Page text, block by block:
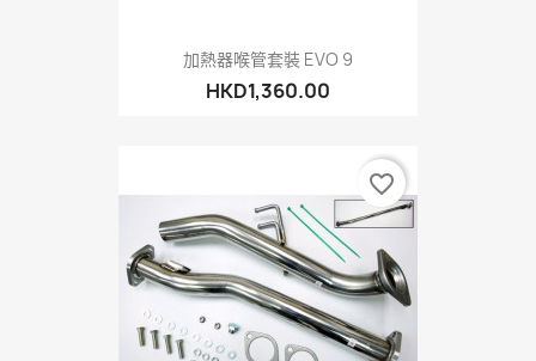
加熱器喉管套裝 EVO 9
HKD1,360.00
favorite_border